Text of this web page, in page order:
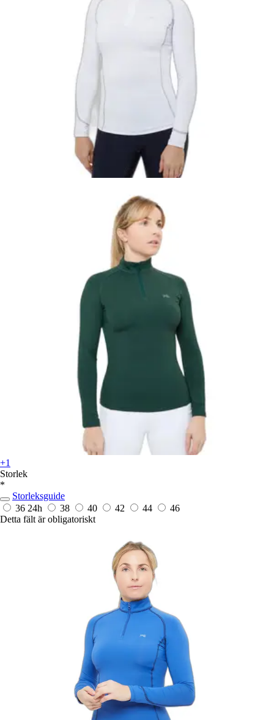
+1
Storlek
*
Storleksguide
36 24h 38 40 42 44
46
Detta fält är obligatoriskt